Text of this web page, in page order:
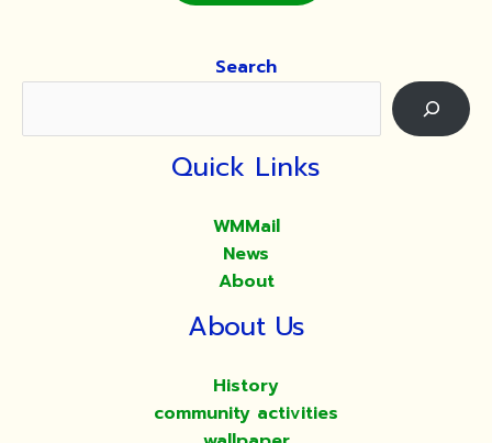
Search
Quick Links
WMMail
News
About
About Us
History
community activities